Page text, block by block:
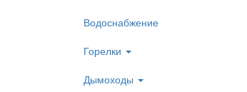
Водоснабжение
Горелки
Дымоходы